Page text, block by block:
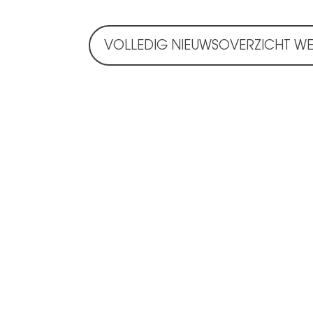
VOLLEDIG NIEUWSOVERZICHT